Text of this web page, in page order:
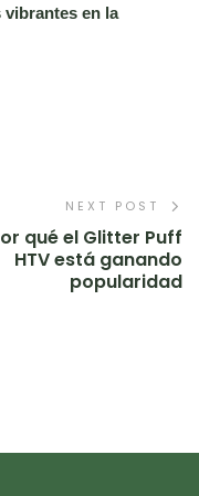
en la
NEXT POST
qué el Glitter Puff
HTV está ganando
popularidad